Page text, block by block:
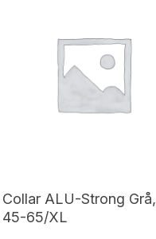
Collar ALU-Strong Grå,
45-65/XL